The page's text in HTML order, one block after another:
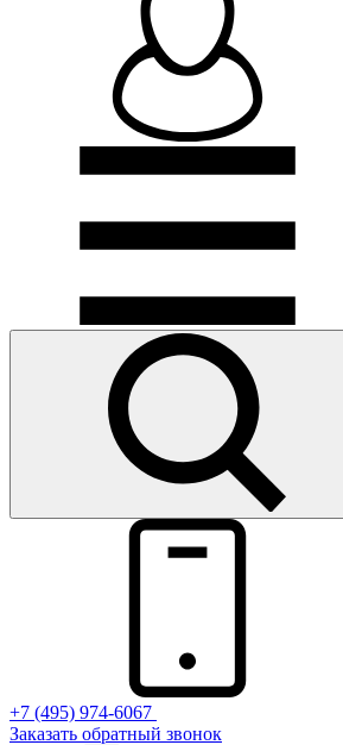
+7 (495) 974-6067
Заказать обратный звонок